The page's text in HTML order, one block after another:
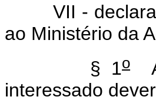
VII -
ao Ministério da
§ 1o
interessado